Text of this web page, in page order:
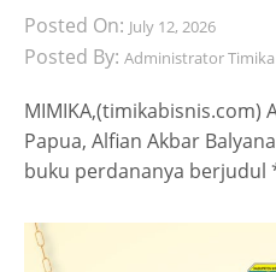
Posted On: July 12, 2026
Posted By: Administrator
MIMIKA,(timikabisnis.com)
Papua, Alfian Akbar
buku perdananya berjudul